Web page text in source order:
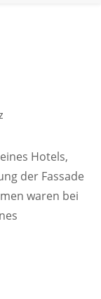
Hotels,
der Fassade
waren bei